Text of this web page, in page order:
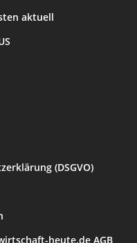
aktuell
(DSGVO)
heute.de AGB